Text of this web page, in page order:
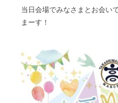
当日会場でみなさまとお会い
まーす！